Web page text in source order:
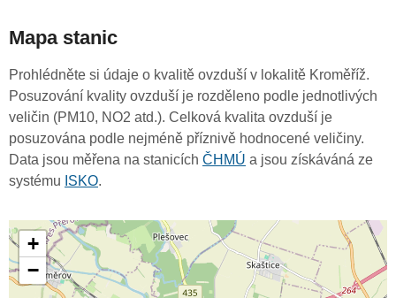
Mapa stanic
Prohlédněte si údaje o kvalitě ovzduší v lokalitě Kroměříž.
Posuzování kvality ovzduší je rozděleno podle jednotlivých
veličin (PM10, NO2 atd.). Celková kvalita ovzduší je
posuzována podle nejméně příznivě hodnocené veličiny.
Data jsou měřena na stanicích ČHMÚ a jsou získáváná ze
systému ISKO.
+
−